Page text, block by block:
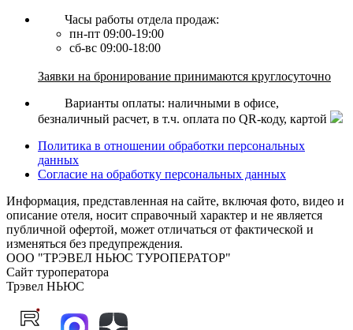
Часы работы отдела продаж:
пн-пт 09:00-19:00
сб-вс 09:00-18:00
Заявки на бронирование принимаются круглосуточно
Варианты оплаты: наличными в офисе,
безналичный расчет, в т.ч. оплата по QR-коду, картой
Политика в отношении обработки персональных
данных
Согласие на обработку персональных данных
Информация, представленная на сайте, включая фото, видео и
описание отеля, носит справочный характер и не является
публичной офертой, может отличаться от фактической и
изменяться без предупреждения.
ООО "ТРЭВЕЛ НЬЮС ТУРОПЕРАТОР"
Сайт туроператора
Трэвел НЬЮС